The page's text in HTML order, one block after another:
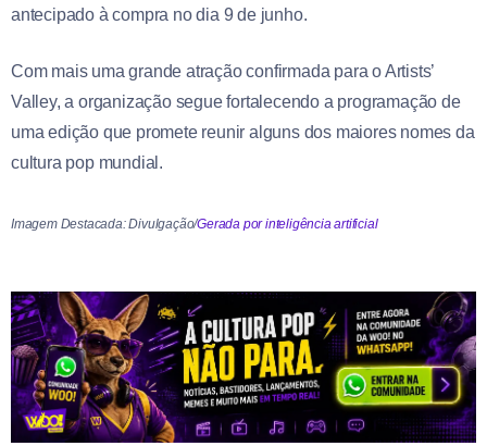
antecipado à compra no dia 9 de junho.
Com mais uma grande atração confirmada para o Artists’
Valley, a organização segue fortalecendo a programação de
uma edição que promete reunir alguns dos maiores nomes da
cultura pop mundial.
Imagem Destacada: Divulgação/Gerada por inteligência artificial